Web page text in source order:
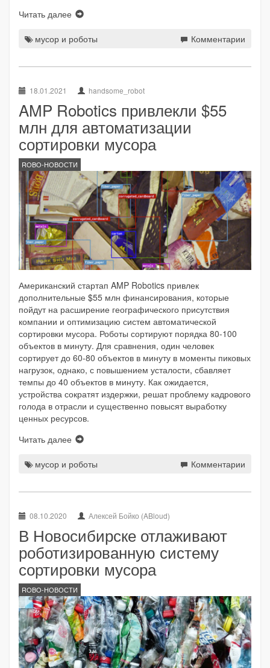
Читать далее
мусор и роботы Комментарии
18.01.2021 handsome_robot
AMP Robotics привлекли $55
млн для автоматизации
сортировки мусора
ROBO-НОВОСТИ
Американский стартап AMP Robotics привлек
дополнительные $55 млн финансирования, которые
пойдут на расширение географического присутствия
компании и оптимизацию систем автоматической
сортировки мусора. Роботы сортируют порядка 80-100
объектов в минуту. Для сравнения, один человек
сортирует до 60-80 объектов в минуту в моменты пиковых
нагрузок, однако, с повышением усталости, сбавляет
темпы до 40 объектов в минуту. Как ожидается,
устройства сократят издержки, решат проблему кадрового
голода в отрасли и существенно повысят выработку
ценных ресурсов.
Читать далее
мусор и роботы Комментарии
08.10.2020 Алексей Бойко (ABloud)
В Новосибирске отлаживают
роботизированную систему
сортировки мусора
ROBO-НОВОСТИ